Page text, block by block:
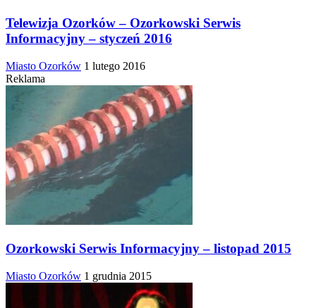
Telewizja Ozorków – Ozorkowski Serwis
Informacyjny – styczeń 2016
Miasto Ozorków 1 lutego 2016
Reklama
Ozorkowski Serwis Informacyjny – listopad 2015
Miasto Ozorków 1 grudnia 2015